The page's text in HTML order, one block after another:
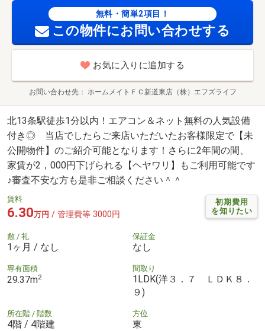
無料・簡単2項目！
この物件にお問い合わせする
お気に入りに追加する
お問い合わせ先 ホームメイトＦＣ新道東店（株）エフズライフ
北13条駅徒歩1分以内！エアコン＆ネット無料の人気設備
付き◎ 当店でしたらご来店いただいたお客様限定で【未
公開物件】のご紹介可能となります！さらに2年間の間、
家賃が2，000円下げられる【ヘヤワリ】もご利用可能です
♪審査不安な方も是非ご相談ください＾＾
初期費用
を知りたい
賃料
6.30万円 / 管理費等 3000円
敷 / 礼
1ヶ月 / なし
保証金
なし
専有面積
29.37m2
間取り
1LDK(洋３．７ ＬＤＫ８．
９)
所在階 / 階数
4階 / 4階建
方位
東